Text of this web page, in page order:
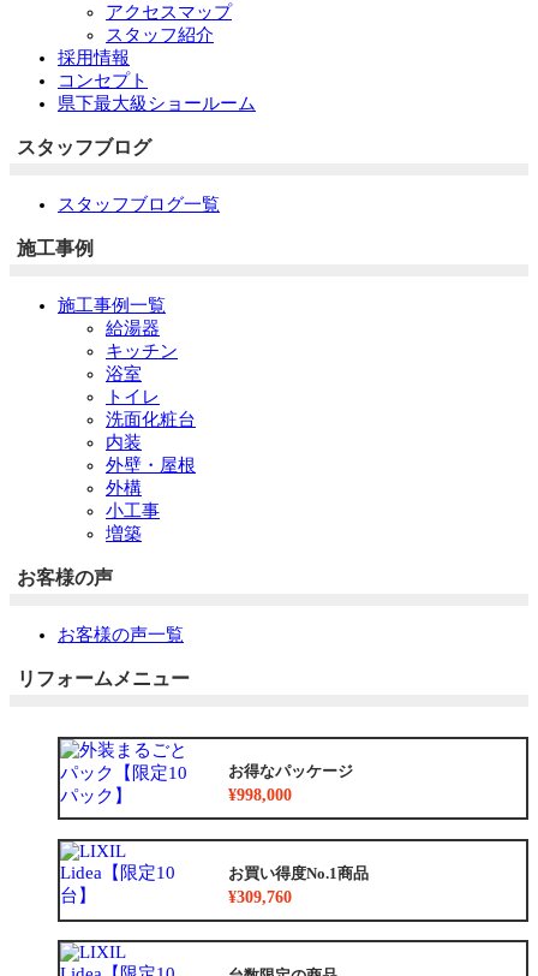
アクセスマップ
スタッフ紹介
採用情報
コンセプト
県下最大級ショールーム
スタッフブログ
スタッフブログ一覧
施工事例
施工事例一覧
給湯器
キッチン
浴室
トイレ
洗面化粧台
内装
外壁・屋根
外構
小工事
増築
お客様の声
お客様の声一覧
リフォームメニュー
お得なパッケージ
¥998,000
お買い得度No.1商品
¥309,760